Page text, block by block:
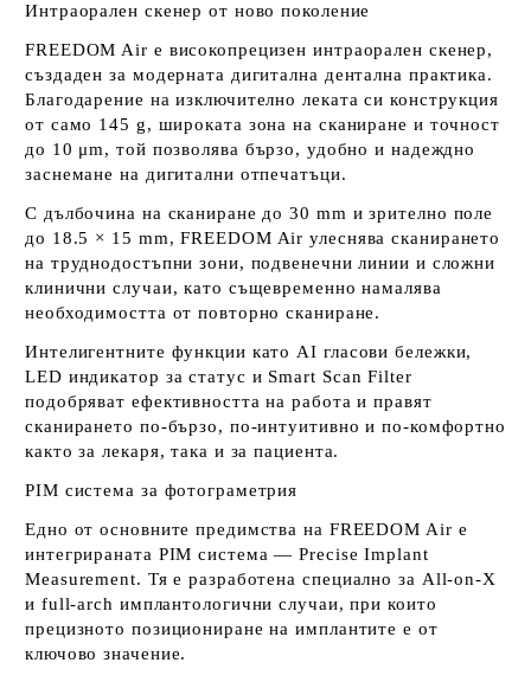
Интраорален скенер от ново поколение
FREEDOM Air е високопрецизен интраорален скенер,
създаден за модерната дигитална дентална практика.
Благодарение на изключително леката си конструкция
от само 145 g, широката зона на сканиране и точност
до 10 μm, той позволява бързо, удобно и надеждно
заснемане на дигитални отпечатъци.
С дълбочина на сканиране до 30 mm изрително поле
до 18.5 × 15 mm, FREEDOM Air улеснява сканирането
на труднодостъпни зони, подвенечни линии и сложни
клинични случаи, като същевременно намалява
необходимостта от повторно сканиране.
Интелигентните функции като AI гласови бележки,
LED индикатор за статус и Smart Scan Filter
подобряват ефективността на работа и правят
сканирането по-бързо, по-интуитивно и по-комфортно
както за лекаря, така и за пациента.
PIM система за фотограметрия
Едно от основните предимства на FREEDOM Air е
интегрираната PIMсистема — Precise Implant
Measurement. Тя е разработенаспециално за All-on-X
и full-arch имплантологични случаи, при които
прецизното позициониране на имплантите е от
ключово значение.